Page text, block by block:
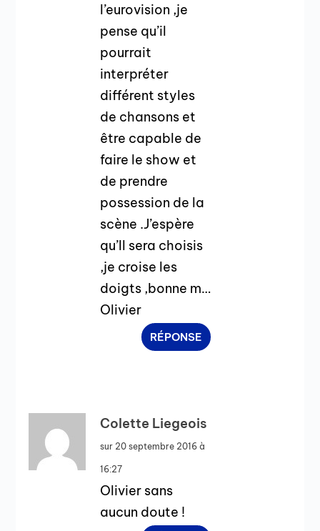
l’eurovision ,je
pense qu’il
pourrait
interpréter
différent styles
de chansons et
être capable de
faire le show et
de prendre
possession de la
scène .J’espère
qu’Il sera choisis
,je croise les
doigts ,bonne m…
Olivier
RÉPONSE
Colette Liegeois
sur 20 septembre 2016 à
16:27
Olivier sans
aucun doute !